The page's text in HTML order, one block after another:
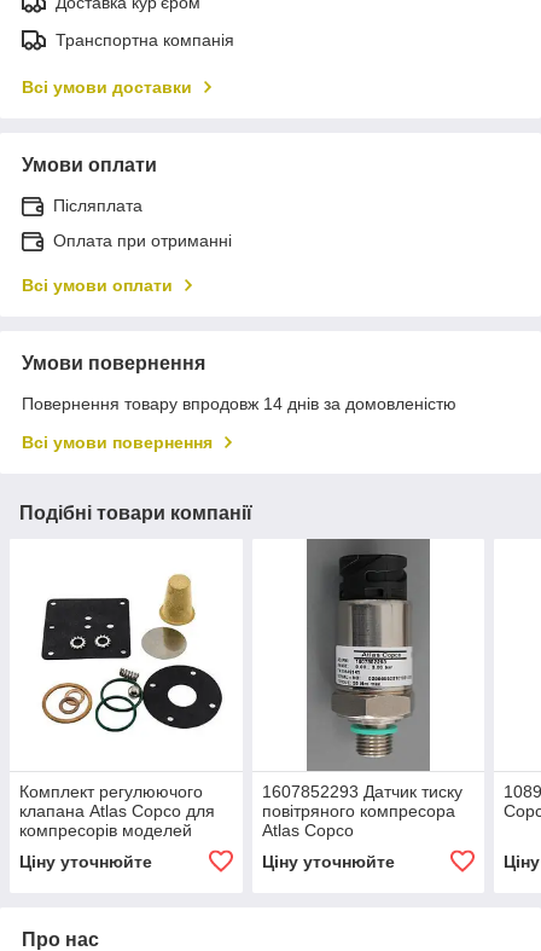
Транспортна компанія
Всі умови доставки
Умови оплати
Післяплата
Оплата при отриманні
Всі умови оплати
Умови повернення
Повернення товару впродовж 14 днів за домовленістю
Всі умови повернення
Подібні товари компанії
Комплект регулюючого
клапана Atlas Copco для
компресорів моделей
Ціну уточнюйте
1607852293 Датчик тиску
повітряного компресора
Atlas Copco
Ціну уточнюйте
Про нас